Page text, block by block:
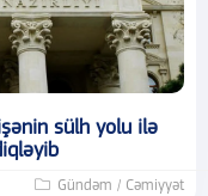
sülh yolu ilə
Gündəm / Cəmiyyət